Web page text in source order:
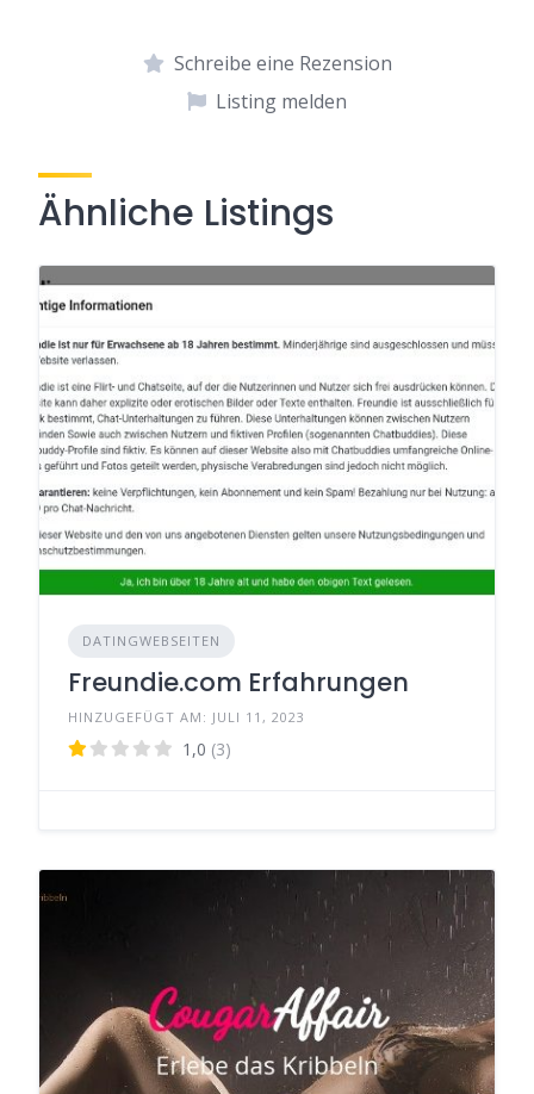
Schreibe eine Rezension
Listing melden
Ähnliche Listings
DATINGWEBSEITEN
Freundie.com Erfahrungen
HINZUGEFÜGT AM: JULI 11, 2023
1,0 (3)